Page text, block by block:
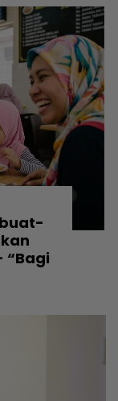
“Bagi